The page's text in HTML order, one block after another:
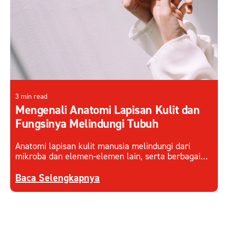
3 min read
Mengenali Anatomi Lapisan Kulit dan
Fungsinya Melindungi Tubuh
Anatomi lapisan kulit manusia melindungi dari
mikroba dan elemen-elemen lain, serta berbagai
dan menjaganya.
Discover more about Mengenali Anatomi
Baca Selengkapnya